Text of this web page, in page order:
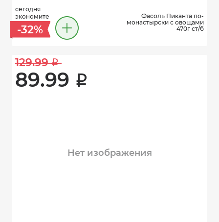
сегодня
экономите
-32%
Фасоль Пиканта по-
монастырски с овощами
470г ст/б
129.99 i
89.99 i
Нет изображения